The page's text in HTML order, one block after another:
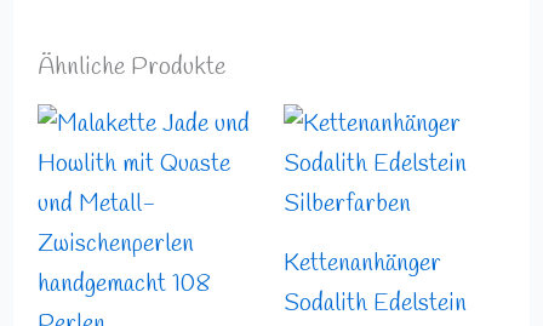
Ähnliche Produkte
Kettenanhänger
Sodalith Edelstein